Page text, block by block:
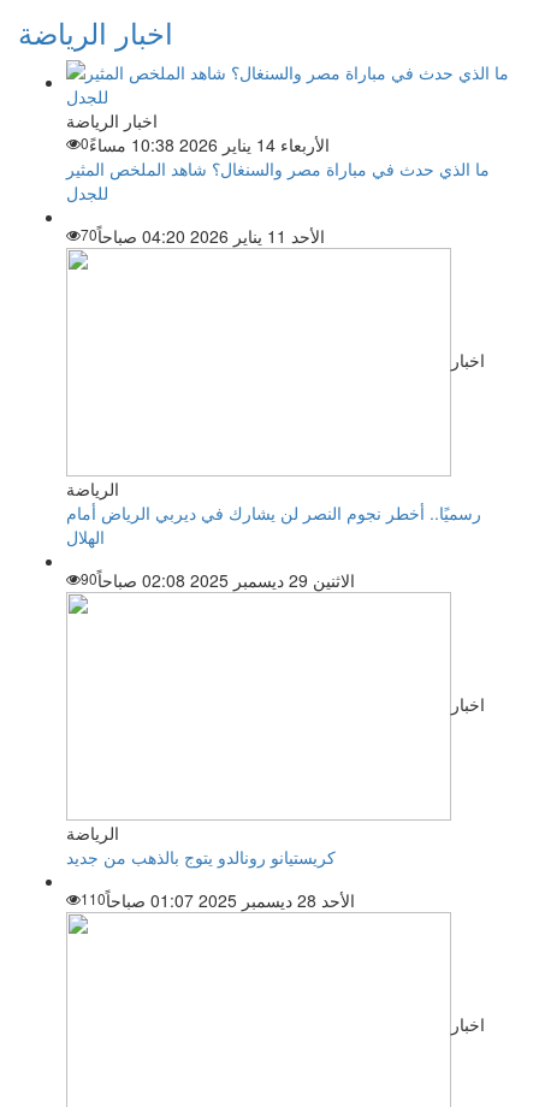
اخبار الرياضة
اخبار الرياضة
الأربعاء 14 يناير 2026 10:38 مساءً
0
ما الذي حدث في مباراة مصر والسنغال؟ شاهد الملخص المثير
للجدل
الأحد 11 يناير 2026 04:20 صباحاً
70
اخبار
الرياضة
رسميًا.. أخطر نجوم النصر لن يشارك في ديربي الرياض أمام
الهلال
الاثنين 29 ديسمبر 2025 02:08 صباحاً
90
اخبار
الرياضة
كريستيانو رونالدو يتوج بالذهب من جديد
الأحد 28 ديسمبر 2025 01:07 صباحاً
110
اخبار